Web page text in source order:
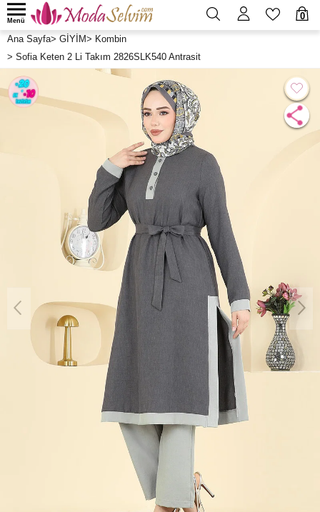
0
Menü
Ana Sayfa> GİYİM> Kombin
> Sofia Keten 2 Li Takım 2826SLK540 Antrasit